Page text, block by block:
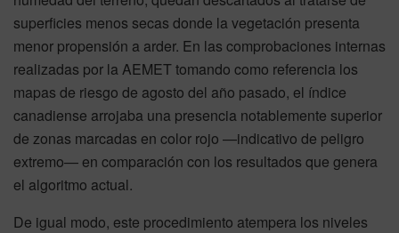
superficies menos secas donde la vegetación presenta
menor propensión a arder. En las comprobaciones internas
realizadas por la AEMET tomando como referencia los
mapas de riesgo de agosto del año pasado, el índice
canadiense arrojaba una presencia notablemente superior
de zonas marcadas en color rojo —indicativo de peligro
extremo— en comparación con los resultados que genera
el algoritmo actual.
De igual modo, este procedimiento atempera los niveles